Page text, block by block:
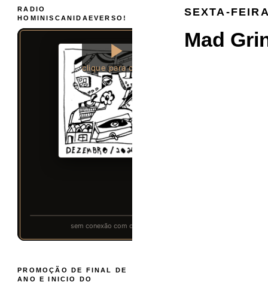
SEXTA-
Mad
RADIO
HOMINISCANIDAEVERSO!
PROMOÇÃO DE FINAL DE
ANO E INICIO DO